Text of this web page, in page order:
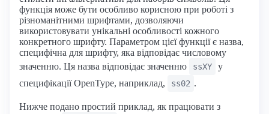
функція може бути особливо корисною при роботі з
різноманітними шрифтами, дозволяючи
використовувати унікальні особливості кожного
конкретного шрифту. Параметром цієї функції є назва,
специфічна для шрифту, яка відповідає числовому
значенню. Ця назва відповідає значенню
ssXY
у
специфікації OpenType, наприклад,
ss02 .
Нижче подано простий приклад, як працювати з